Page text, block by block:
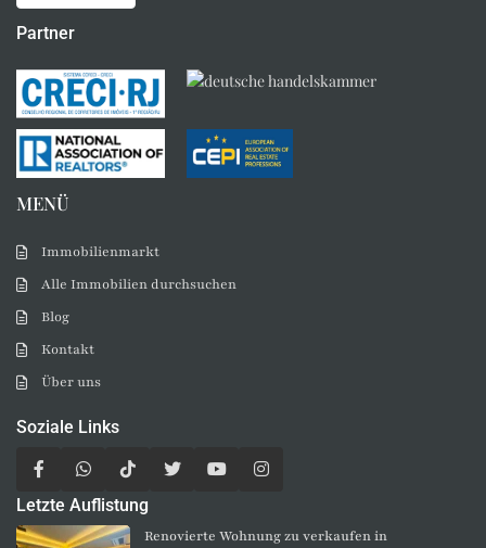
Partner
MENÜ
Immobilienmarkt
Alle Immobilien durchsuchen
Blog
Kontakt
Über uns
Soziale Links
Letzte Auflistung
Renovierte Wohnung zu verkaufen in